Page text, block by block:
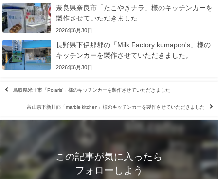
奈良県奈良市「たこやきナラ」様のキッチンカーを
製作させていただきました
2026年6月30日
長野県下伊那郡の「Milk Factory kumapon's」様の
キッチンカーを製作させていただきました。
2026年6月30日
鳥取県米子市「Polaris’」様のキッチンカーを製作させていただきました
富山県下新川郡「marble kitchen」様のキッチンカーを製作させていただきました
この記事が気に入ったら
フォローしよう